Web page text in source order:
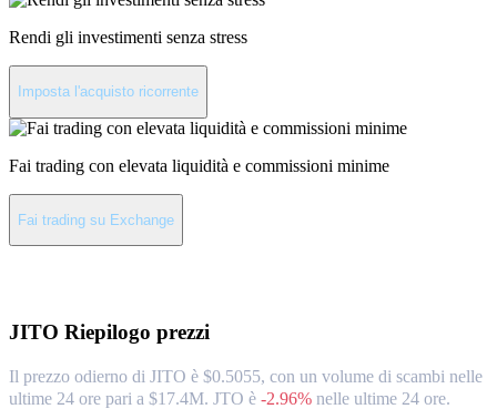
Rendi gli investimenti senza stress
Imposta l'acquisto ricorrente
Fai trading con elevata liquidità e commissioni minime
Fai trading su Exchange
JITO Riepilogo prezzi
Il prezzo odierno di JITO è $0.5055, con un volume di scambi nelle
ultime 24 ore pari a $17.4M. JTO è -2.96% nelle ultime 24 ore.